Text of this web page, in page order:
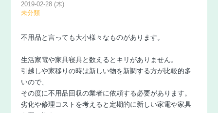
2019-02-28 (木)
未分類
不用品と言っても大小様々なものがあります。
生活家電や家具寝具と数えるとキリがありません。
引越しや家移りの時は新しい物を新調する方が比較的多
いので、
その度に不用品回収の業者に依頼する必要があります。
劣化や修理コストを考えると定期的に新しい家電や家具